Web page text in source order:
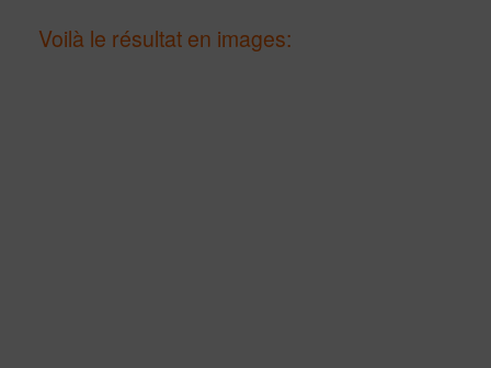
Voilà le résultat en images: